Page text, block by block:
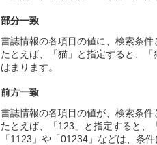
部分一致
書誌情報の各項目の値に、検索条件
たとえば、「猫」と指定すると、
はまります。
前方一致
書誌情報の各項目の値が、検索条件
たとえば、「123」と指定すると、
「1123」や「01234」などは、条件